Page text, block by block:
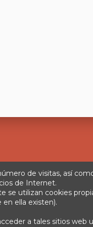
y condiciones
de visitas, así
de Internet.
se utilizan cookies
ella existen).
a tales sitios web